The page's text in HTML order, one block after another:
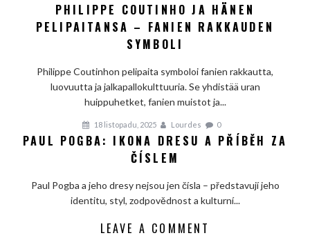
PHILIPPE COUTINHO JA HÄNEN
PELIPAITANSA – FANIEN RAKKAUDEN
SYMBOLI
Philippe Coutinhon pelipaita symboloi fanien rakkautta,
luovuutta ja jalkapallokulttuuria. Se yhdistää uran
huippuhetket, fanien muistot ja...
18 listopadu, 2025 Lourdes 0
PAUL POGBA: IKONA DRESU A PŘÍBĚH ZA
ČÍSLEM
Paul Pogba a jeho dresy nejsou jen čísla – představují jeho
identitu, styl, zodpovědnost a kulturní...
LEAVE A COMMENT